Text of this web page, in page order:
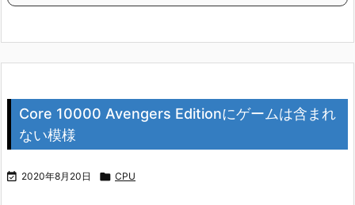
Core 10000 Avengers Editionにゲームは含まれ
ない模様
 2020年8月20日  CPU